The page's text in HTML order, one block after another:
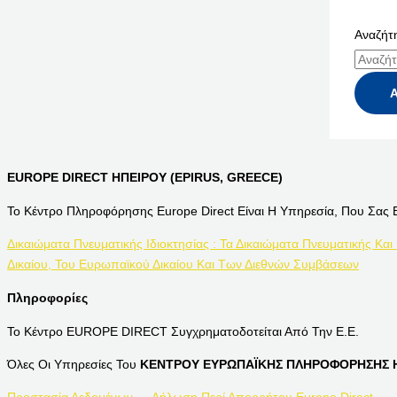
EUROPE DIRECT ΗΠΕΙΡΟΥ (EPIRUS, GREECE)
Το Κέντρο Πληροφόρησης Europe Direct Είναι Η Υπηρεσία, Που Σας
Δικαιώματα Πνευματικής Ιδιοκτησίας : Τα Δικαιώματα Πνευματικής
Δικαίου, Του Ευρωπαϊκού Δικαίου Και Των Διεθνών Συμβάσεων
Πληροφορίες
Το Κέντρο EUROPE DIRECT Συγχρηματοδοτείται Από Την Ε.Ε.
Όλες Οι Υπηρεσίες Του ΚΕΝΤΡΟΥ ΕΥΡΩΠΑΪΚΗΣ ΠΛΗΡΟΦΟΡΗΣΗΣ